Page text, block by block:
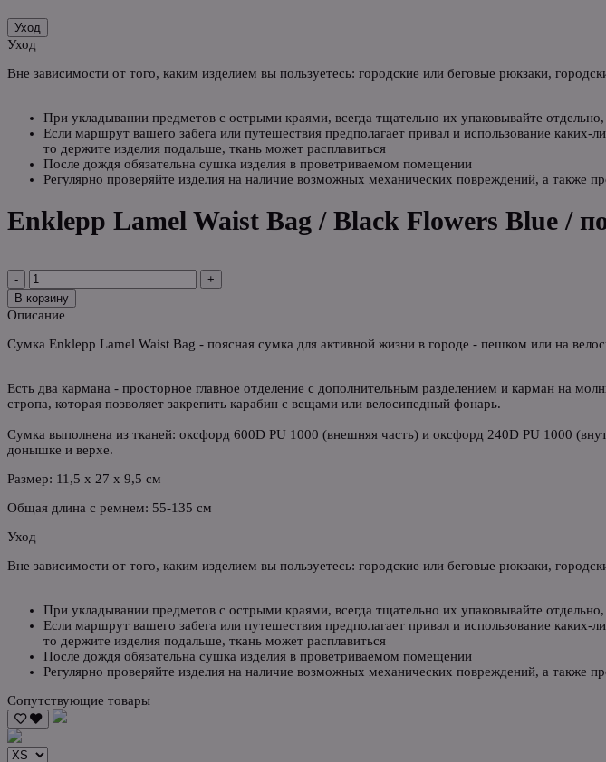
Уход
Уход
Вне зависимости от того, каким изделием вы пользуетесь: городские или беговые рюкзаки,
При укладывании предметов с острыми краями, всегда тщательно их упаковывайте
Если маршрут вашего забега или путешествия предполагает привал и использование
то держите изделия подальше, ткань может расплавиться
После дождя обязательна сушка изделия в проветриваемом помещении
Регулярно проверяйте изделия на наличие возможных механических повреждений, а также
Enklepp Lamel Waist Bag / Black Flowers Blue /
-
+
В корзину
Описание
Сумка Enklepp Lamel Waist Bag - поясная сумка для активной жизни в городе - пешком или на
Есть два кармана - просторное главное отделение с дополнительным разделением и карман на
стропа, которая позволяет закрепить карабин с вещами или велосипедный фонарь.
Сумка выполнена из тканей: оксфорд 600D PU 1000 (внешняя часть) и оксфорд 240D PU 1000
донышке и верхе.
Размер: 11,5 х 27 х 9,5 см
Общая длина с ремнем: 55-135 см
Уход
Вне зависимости от того, каким изделием вы пользуетесь: городские или беговые рюкзаки,
При укладывании предметов с острыми краями, всегда тщательно их упаковывайте
Если маршрут вашего забега или путешествия предполагает привал и использование
то держите изделия подальше, ткань может расплавиться
После дождя обязательна сушка изделия в проветриваемом помещении
Регулярно проверяйте изделия на наличие возможных механических повреждений, а также
Сопутствующие товары